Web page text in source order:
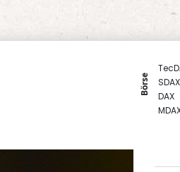
Börse
SDAX
DAX